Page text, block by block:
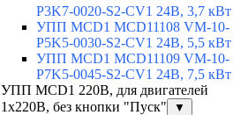
P3K7-0020-S2-CV1 24В, 3,7 кВт
УПП MCD1 MCD11108 VM-10-
P5K5-0030-S2-CV1 24В, 5,5 кВт
УПП MCD1 MCD11109 VM-10-
P7K5-0045-S2-CV1 24В, 7,5 кВт
УПП MCD1 220В, для двигателей
1х220В, без кнопки "Пуск"
▼